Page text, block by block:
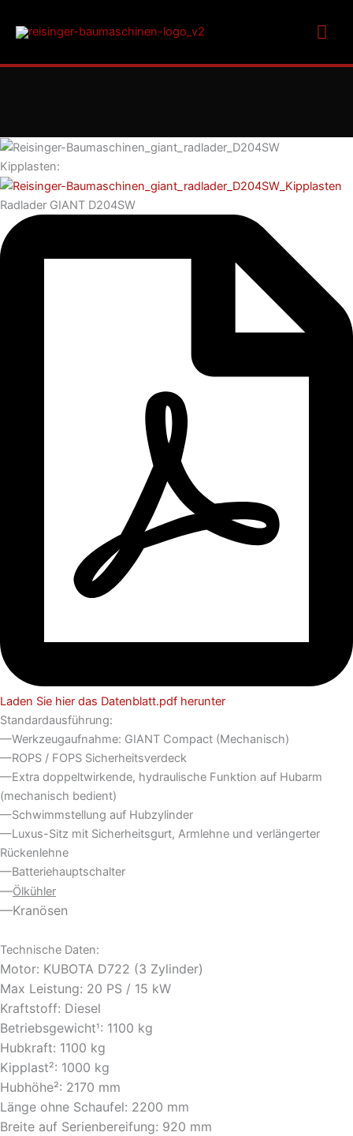
Inhalt
Kipplasten:
Radlader GIANT D204SW
Laden Sie hier das Datenblatt.pdf herunter
Standardausführung:
—Werkzeugaufnahme: GIANT Compact (Mechanisch)
—ROPS / FOPS Sicherheitsverdeck
—Extra doppeltwirkende, hydraulische Funktion auf Hubarm
(mechanisch bedient)
—Schwimmstellung auf Hubzylinder
—Luxus-Sitz mit Sicherheitsgurt, Armlehne und verlängerter
Rückenlehne
—Batteriehauptschalter
—Ölkühler
—Kranösen
Technische Daten:
Motor: KUBOTA D722 (3 Zylinder)
Max Leistung: 20 PS / 15 kW
Kraftstoff: Diesel
Betriebsgewicht¹: 1100 kg
Hubkraft: 1100 kg
Kipplast²: 1000 kg
Hubhöhe²: 2170 mm
Länge ohne Schaufel: 2200 mm
Breite auf Serienbereifung: 920 mm